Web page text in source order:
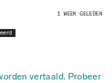
1 WEEK GELEDEN
vertaald. Probeer